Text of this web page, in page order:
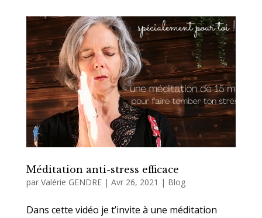
Méditation anti-stress efficace
par Valérie GENDRE| Avr 26, 2021 | Blog
Dans cette vidéo je t’invite à une méditation